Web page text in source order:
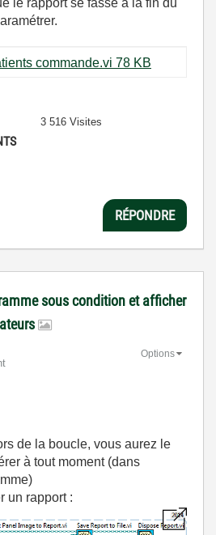
le rapport se fasse à la fin du
Rechauffeur patients commande.vi ‏78 KB
3 516 Visites
RÉPONDRE
sous condition et afficher
Options
de la boucle, vous aurez le
à tout moment (dans
un rapport :